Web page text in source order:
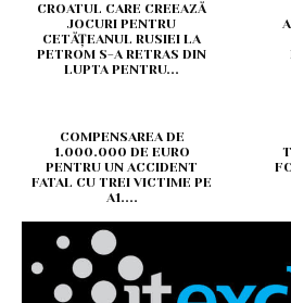
CROATUL CARE CREEAZĂ
JOCURI PENTRU
CETĂȚEANUL RUSIEI LA
PETROM S-A RETRAS DIN
LUPTA PENTRU...
COMPENSAREA DE
1.000.000 DE EURO
PENTRU UN ACCIDENT
FATAL CU TREI VICTIME PE
A1....